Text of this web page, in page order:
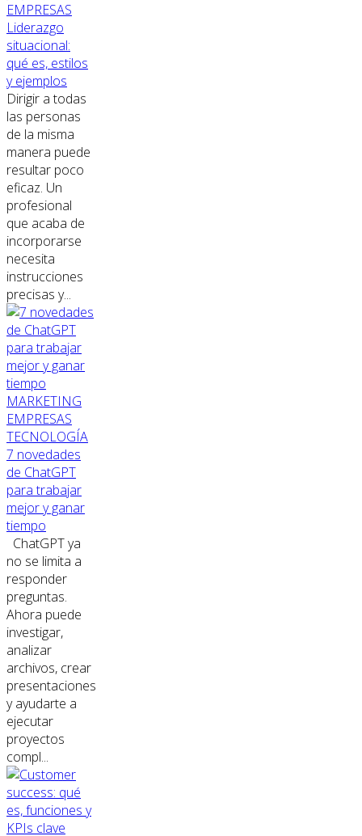
EMPRESAS
Liderazgo
situacional:
qué es, estilos
y ejemplos
Dirigir a todas
las personas
de la misma
manera puede
resultar poco
eficaz. Un
profesional
que acaba de
incorporarse
necesita
instrucciones
precisas y...
MARKETING
EMPRESAS
TECNOLOGÍA
7 novedades
de ChatGPT
para trabajar
mejor y ganar
tiempo
ChatGPT ya
no se limita a
responder
preguntas.
Ahora puede
investigar,
analizar
archivos, crear
presentaciones
y ayudarte a
ejecutar
proyectos
compl...